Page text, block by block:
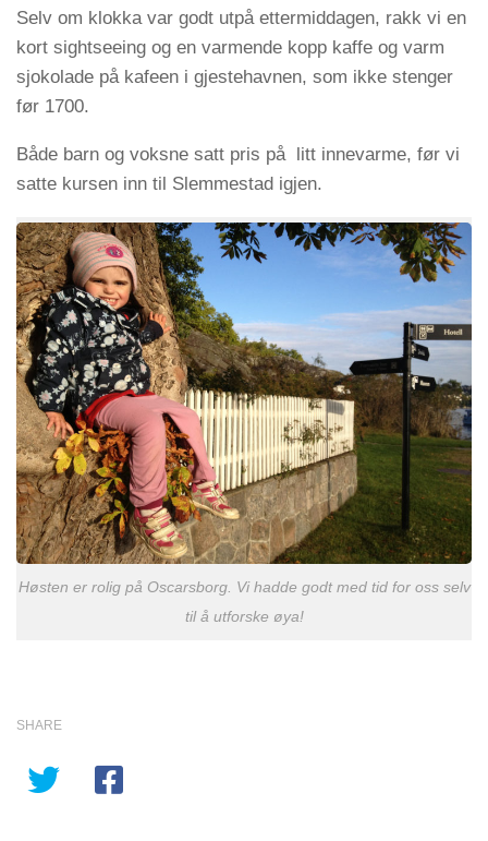
Selv om klokka var godt utpå ettermiddagen, rakk vi en
kort sightseeing og en varmende kopp kaffe og varm
sjokolade på kafeen i gjestehavnen, som ikke stenger
før 1700.
Både barn og voksne satt pris på litt innevarme, før vi
satte kursen inn til Slemmestad igjen.
Høsten er rolig på Oscarsborg. Vi hadde godt med tid for oss selv
til å utforske øya!
SHARE